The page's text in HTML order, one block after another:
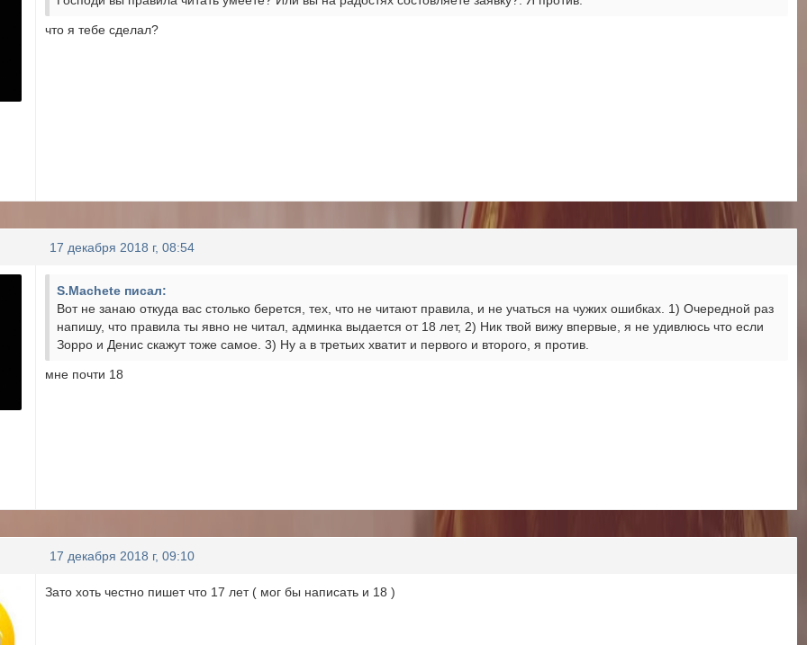
что я тебе сделал?
17 декабря 2018 г, 08:54
S.Machete писал:
Вот не занаю откуда вас столько берется, тех, что не читают правила, и не учаться на чужих ошибках. 1) Очередной раз
напишу, что правила ты явно не читал, админка выдается от 18 лет, 2) Ник твой вижу впервые, я не удивлюсь что если
Зорро и Денис скажут тоже самое. 3) Ну а в третьих хватит и первого и второго, я против.
мне почти 18
17 декабря 2018 г, 09:10
Зато хоть честно пишет что 17 лет ( мог бы написать и 18 )